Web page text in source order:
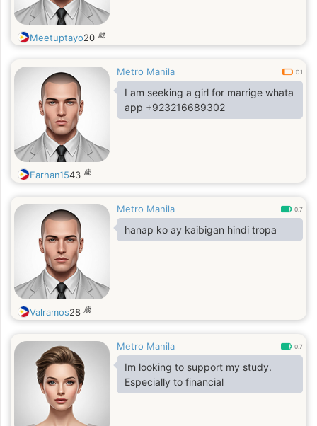
Meetuptayo20 歳
Metro Manila 0.1
I am seeking a girl for marrige whata
app +923216689302
Farhan1543 歳
Metro Manila 0.7
hanap ko ay kaibigan hindi tropa
Valramos28 歳
Metro Manila 0.7
Im looking to support my study.
Especially to financial